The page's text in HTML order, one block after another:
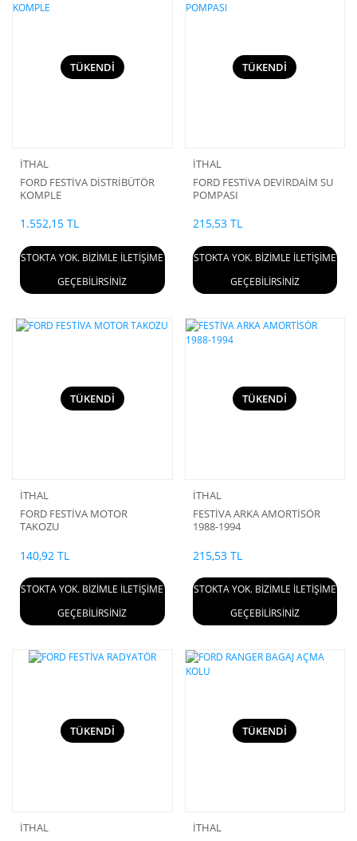
TÜKENDİ
İTHAL
FORD FESTİVA DİSTRİBÜTÖR
KOMPLE
1.552,15 TL
STOKTA YOK. BİZİMLE İLETİŞİME
GEÇEBİLİRSİNİZ
TÜKENDİ
İTHAL
FORD FESTİVA DEVİRDAİM SU
POMPASI
215,53 TL
STOKTA YOK. BİZİMLE İLETİŞİME
GEÇEBİLİRSİNİZ
TÜKENDİ
İTHAL
FORD FESTİVA MOTOR
TAKOZU
140,92 TL
STOKTA YOK. BİZİMLE İLETİŞİME
GEÇEBİLİRSİNİZ
TÜKENDİ
İTHAL
FESTİVA ARKA AMORTİSÖR
1988-1994
215,53 TL
STOKTA YOK. BİZİMLE İLETİŞİME
GEÇEBİLİRSİNİZ
TÜKENDİ
İTHAL
TÜKENDİ
İTHAL